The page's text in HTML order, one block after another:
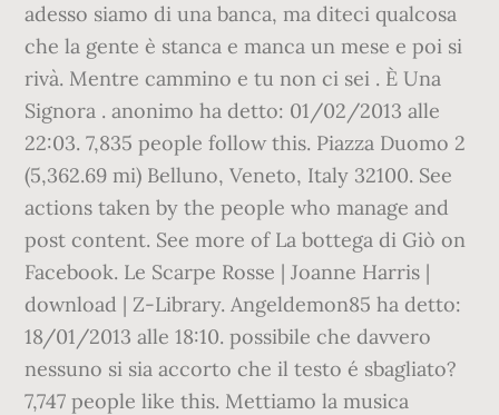
adesso siamo di una banca, ma diteci qualcosa
che la gente è stanca e manca un mese e poi si
rivà. Mentre cammino e tu non ci sei . È Una
Signora . anonimo ha detto: 01/02/2013 alle
22:03. 7,835 people follow this. Piazza Duomo 2
(5,362.69 mi) Belluno, Veneto, Italy 32100. See
actions taken by the people who manage and
post content. See more of La bottega di Giò on
Facebook. Le Scarpe Rosse | Joanne Harris |
download | Z-Library. Angeldemon85 ha detto:
18/01/2013 alle 18:10. possibile che davvero
nessuno si sia accorto che il testo é sbagliato?
7,747 people like this. Mettiamo la musica